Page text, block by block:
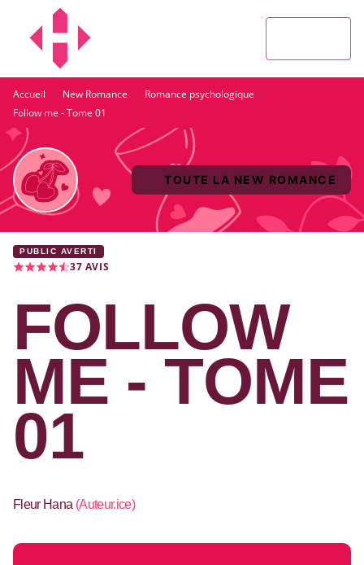
MENU
Accueil · New Romance · Romance psychologique ·
Follow me - Tome 01
TOUTE LA NEW ROMANCE
PUBLIC AVERTI
37 AVIS
FOLLOW
ME - TOME
01
Fleur Hana (Auteur.ice)